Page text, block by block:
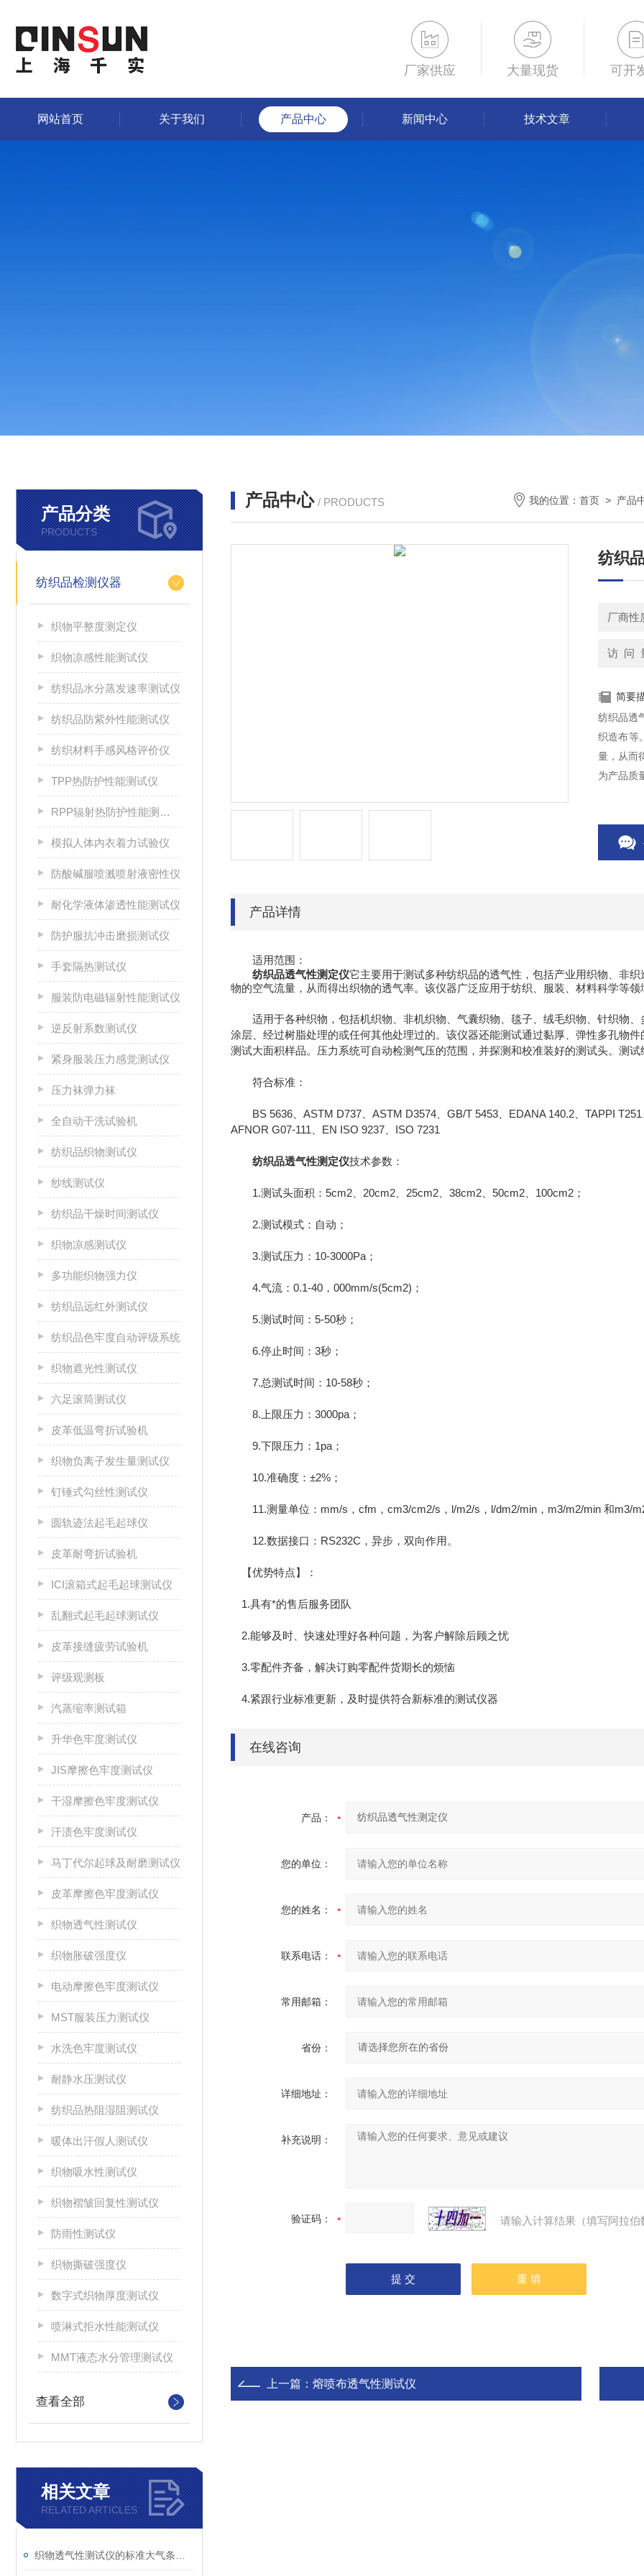
厂家供应 大量现货 可开
网站首页 关于我们 产品中心 新闻中心 技术文章
产品分类
PRODUCTS
纺织品检测仪器
织物平整度测定仪
织物凉感性能测试仪
纺织品水分蒸发速率测试仪
纺织品防紫外性能测试仪
纺织材料手感风格评价仪
TPP热防护性能测试仪
RPP辐射热防护性能测试仪
模拟人体内衣着力试验仪
防酸碱服喷溅喷射液密性仪
耐化学液体渗透性能测试仪
防护服抗冲击磨损测试仪
手套隔热测试仪
服装防电磁辐射性能测试仪
逆反射系数测试仪
紧身服装压力感觉测试仪
压力袜弹力袜
全自动干洗试验机
纺织品织物测试仪
纱线测试仪
纺织品干燥时间测试仪
织物凉感测试仪
多功能织物强力仪
纺织品远红外测试仪
纺织品色牢度自动评级系统
织物遮光性测试仪
六足滚筒测试仪
皮革低温弯折试验机
织物负离子发生量测试仪
钉锤式勾丝性测试仪
圆轨迹法起毛起球仪
皮革耐弯折试验机
ICI滚箱式起毛起球测试仪
乱翻式起毛起球测试仪
皮革接缝疲劳试验机
评级观测板
汽蒸缩率测试箱
升华色牢度测试仪
JIS摩擦色牢度测试仪
干湿摩擦色牢度测试仪
汗渍色牢度测试仪
马丁代尔起球及耐磨测试仪
皮革摩擦色牢度测试仪
织物透气性测试仪
织物胀破强度仪
电动摩擦色牢度测试仪
MST服装压力测试仪
水洗色牢度测试仪
耐静水压测试仪
纺织品热阻湿阻测试仪
暖体出汗假人测试仪
织物吸水性测试仪
织物褶皱回复性测试仪
防雨性测试仪
织物撕破强度仪
数字式织物厚度测试仪
喷淋式拒水性能测试仪
MMT液态水分管理测试仪
查看全部
相关文章
RELATED ARTICLES
产品中心 / PRODUCTS 我的位置： 首页 > 产品
纺织
厂商性
访 问
简要
纺织品透
织造布等
量，从而
为产品质
产品详情
适用范围：
纺织品透气性测定仪它主要用于测试多种纺织品的透气性，包括产业用织物、非
物的空气流量，从而得出织物的透气率。该仪器广泛应用于纺织、服装、材料科学等
适用于各种织物，包括机织物、非机织物、气囊织物、毯子、绒毛织物、针织物、
涂层、经过树脂处理的或任何其他处理过的。该仪器还能测试通过黏厚、弹性多孔物
测试大面积样品。压力系统可自动检测气压的范围，并探测和校准装好的测试头。测
符合标准：
BS 5636、ASTM D737、ASTM D3574、GB/T 5453、EDANA 140.2、TAPPI
AFNOR G07-111、EN ISO 9237、ISO 7231
纺织品透气性测定仪技术参数：
1.测试头面积：5cm2、20cm2、25cm2、38cm2、50cm2、100cm2；
2.测试模式：自动；
3.测试压力：10-3000Pa；
4.气流：0.1-40，000mm/s(5cm2)；
5.测试时间：5-50秒；
6.停止时间：3秒；
7.总测试时间：10-58秒；
8.上限压力：3000pa；
9.下限压力：1pa；
10.准确度：±2%；
11.测量单位：mm/s，cfm，cm3/cm2/s，l/m2/s，l/dm2/min，m3/m2/min 和m3/
12.数据接口：RS232C，异步，双向作用。
【优势特点】：
1.具有*的售后服务团队
2.能够及时、快速处理好各种问题，为客户解除后顾之忧
3.零配件齐备，解决订购零配件货期长的烦恼
4.紧跟行业标准更新，及时提供符合新标准的测试仪器
在线咨询
产品：
您的单位：
您的姓名：
联系电话：
常用邮箱：
省份：
详细地址：
补充说明：
验证码： 请输入计算结果（填写阿拉
上一篇： 熔喷布透气性测试仪